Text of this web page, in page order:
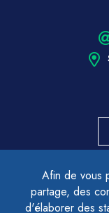
Afin de vous
partage, des
d'élaborer des